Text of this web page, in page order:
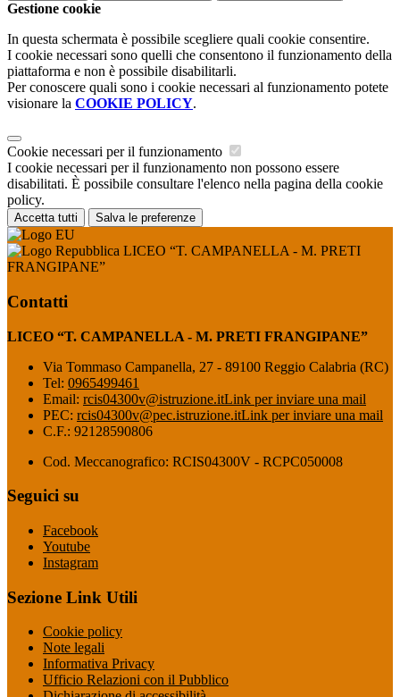
Gestione cookie
In questa schermata è possibile scegliere quali cookie consentire.
I cookie necessari sono quelli che consentono il funzionamento della
piattaforma e non è possibile disabilitarli.
Per conoscere quali sono i cookie necessari al funzionamento potete
visionare la COOKIE POLICY.
Cookie necessari per il funzionamento
I cookie necessari per il funzionamento non possono essere
disabilitati. È possibile consultare l'elenco nella pagina della cookie
policy.
Accetta tutti Salva le preferenze
LICEO “T. CAMPANELLA - M. PRETI
FRANGIPANE”
Contatti
LICEO “T. CAMPANELLA - M. PRETI FRANGIPANE”
Via Tommaso Campanella, 27 - 89100 Reggio Calabria (RC)
Tel: 0965499461
Email: rcis04300v@istruzione.itLink per inviare una mail
PEC: rcis04300v@pec.istruzione.itLink per inviare una mail
C.F.: 92128590806
Cod. Meccanografico: RCIS04300V - RCPC050008
Seguici su
Facebook
Youtube
Instagram
Sezione Link Utili
Cookie policy
Note legali
Informativa Privacy
Ufficio Relazioni con il Pubblico